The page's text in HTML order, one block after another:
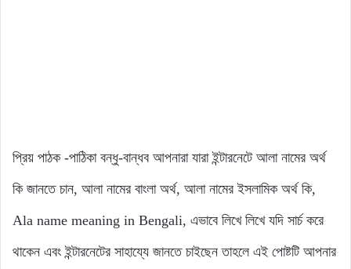
প্রিয় পাঠক -পাঠিকা বন্ধু-বান্ধব আপনারা যারা ইন্টারনেটে আলা নামের অর্থ
কি জানতে চান, আলা নামের বাংলা অর্থ, আলা নামের ইসলামিক অর্থ কি,
Ala name meaning in Bengali, এভাবে লিখে লিখে যদি সার্চ করে
থাকেন এবং ইন্টারনেটের সাহায্যে জানতে চাইছেন তাহলে এই পোষ্টটি আপনার